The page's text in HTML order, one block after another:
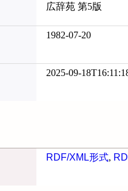
広辞苑 第5版
1982-07-20
2025-09-
RDF/XML形式,